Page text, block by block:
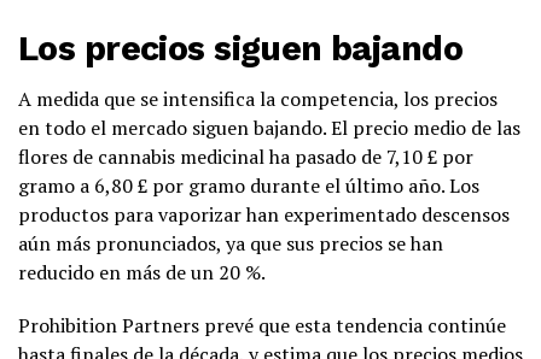
Los precios siguen bajando
A medida que se intensifica la competencia, los precios
en todo el mercado siguen bajando. El precio medio de las
flores de cannabis medicinal ha pasado de 7,10 £ por
gramo a 6,80 £ por gramo durante el último año. Los
productos para vaporizar han experimentado descensos
aún más pronunciados, ya que sus precios se han
reducido en más de un 20 %.
Prohibition Partners prevé que esta tendencia continúe